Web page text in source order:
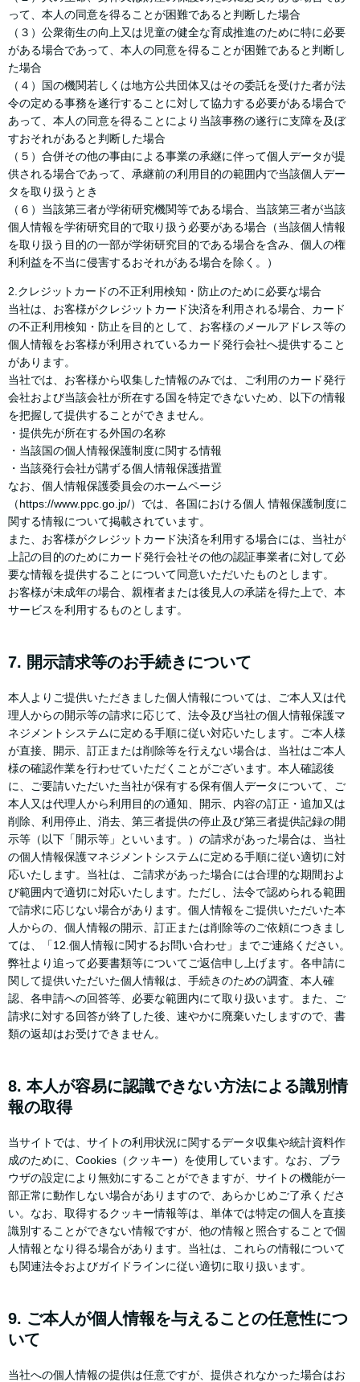
って、本人の同意を得ることが困難であると判断した場合
（３）公衆衛生の向上又は児童の健全な育成推進のために特に必要
がある場合であって、本人の同意を得ることが困難であると判断し
た場合
（４）国の機関若しくは地方公共団体又はその委託を受けた者が法
令の定める事務を遂行することに対して協力する必要がある場合で
あって、本人の同意を得ることにより当該事務の遂行に支障を及ぼ
すおそれがあると判断した場合
（５）合併その他の事由による事業の承継に伴って個人データが提
供される場合であって、承継前の利用目的の範囲内で当該個人デー
タを取り扱うとき
（６）当該第三者が学術研究機関等である場合、当該第三者が当該
個人情報を学術研究目的で取り扱う必要がある場合（当該個人情報
を取り扱う目的の一部が学術研究目的である場合を含み、個人の権
利利益を不当に侵害するおそれがある場合を除く。）
2.クレジットカードの不正利用検知・防止のために必要な場合
当社は、お客様がクレジットカード決済を利用される場合、カード
の不正利用検知・防止を目的として、お客様のメールアドレス等の
個人情報をお客様が利用されているカード発行会社へ提供すること
があります。
当社では、お客様から収集した情報のみでは、ご利用のカード発行
会社および当該会社が所在する国を特定できないため、以下の情報
を把握して提供することができません。
・提供先が所在する外国の名称
・当該国の個人情報保護制度に関する情報
・当該発行会社が講ずる個人情報保護措置
なお、個人情報保護委員会のホームページ
（https://www.ppc.go.jp/）では、各国における個人 情報保護制度に
関する情報について掲載されています。
また、お客様がクレジットカード決済を利用する場合には、当社が
上記の目的のためにカード発行会社その他の認証事業者に対して必
要な情報を提供することについて同意いただいたものとします。
お客様が未成年の場合、親権者または後見人の承諾を得た上で、本
サービスを利用するものとします。
7. 開示請求等のお手続きについて
本人よりご提供いただきました個人情報については、ご本人又は代
理人からの開示等の請求に応じて、法令及び当社の個人情報保護マ
ネジメントシステムに定める手順に従い対応いたします。ご本人様
が直接、開示、訂正または削除等を行えない場合は、当社はご本人
様の確認作業を行わせていただくことがございます。本人確認後
に、ご要請いただいた当社が保有する保有個人データについて、ご
本人又は代理人から利用目的の通知、開示、内容の訂正・追加又は
削除、利用停止、消去、第三者提供の停止及び第三者提供記録の開
示等（以下「開示等」といいます。）の請求があった場合は、当社
の個人情報保護マネジメントシステムに定める手順に従い適切に対
応いたします。当社は、ご請求があった場合には合理的な期間およ
び範囲内で適切に対応いたします。ただし、法令で認められる範囲
で請求に応じない場合があります。個人情報をご提供いただいた本
人からの、個人情報の開示、訂正または削除等のご依頼につきまし
ては、「12.個人情報に関するお問い合わせ」までご連絡ください。
弊社より追って必要書類等についてご返信申し上げます。各申請に
関して提供いただいた個人情報は、手続きのための調査、本人確
認、各申請への回答等、必要な範囲内にて取り扱います。また、ご
請求に対する回答が終了した後、速やかに廃棄いたしますので、書
類の返却はお受けできません。
8. 本人が容易に認識できない方法による識別情
報の取得
当サイトでは、サイトの利用状況に関するデータ収集や統計資料作
成のために、Cookies（クッキー）を使用しています。なお、ブラ
ウザの設定により無効にすることができますが、サイトの機能が一
部正常に動作しない場合がありますので、あらかじめご了承くださ
い。なお、取得するクッキー情報等は、単体では特定の個人を直接
識別することができない情報ですが、他の情報と照合することで個
人情報となり得る場合があります。当社は、これらの情報について
も関連法令およびガイドラインに従い適切に取り扱います。
9. ご本人が個人情報を与えることの任意性につ
いて
当社への個人情報の提供は任意ですが、提供されなかった場合はお